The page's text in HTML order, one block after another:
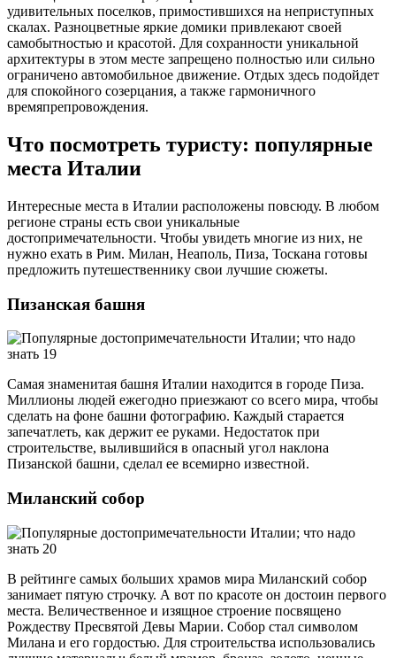
удивительных поселков, примостившихся на неприступных
скалах. Разноцветные яркие домики привлекают своей
самобытностью и красотой. Для сохранности уникальной
архитектуры в этом месте запрещено полностью или сильно
ограничено автомобильное движение. Отдых здесь подойдет
для спокойного созерцания, а также гармоничного
времяпрепровождения.
Что посмотреть туристу: популярные
места Италии
Интересные места в Италии расположены повсюду. В любом
регионе страны есть свои уникальные
достопримечательности. Чтобы увидеть многие из них, не
нужно ехать в Рим. Милан, Неаполь, Пиза, Тоскана готовы
предложить путешественнику свои лучшие сюжеты.
Пизанская башня
Самая знаменитая башня Италии находится в городе Пиза.
Миллионы людей ежегодно приезжают со всего мира, чтобы
сделать на фоне башни фотографию. Каждый старается
запечатлеть, как держит ее руками. Недостаток при
строительстве, вылившийся в опасный угол наклона
Пизанской башни, сделал ее всемирно известной.
Миланский собор
В рейтинге самых больших храмов мира Миланский собор
занимает пятую строчку. А вот по красоте он достоин первого
места. Величественное и изящное строение посвящено
Рождеству Пресвятой Девы Марии. Собор стал символом
Милана и его гордостью. Для строительства использовались